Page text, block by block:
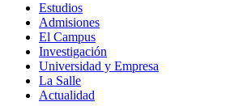
Estudios
Admisiones
El Campus
Investigación
Universidad y Empresa
La Salle
Actualidad